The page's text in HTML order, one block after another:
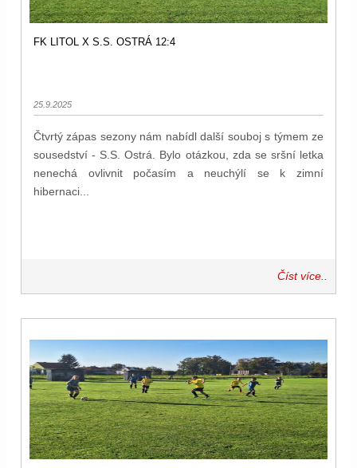
FK LITOL X S.S. OSTRÁ 12:4
25.9.2025
Čtvrtý zápas sezony nám nabídl další souboj s týmem ze
sousedství - S.S. Ostrá. Bylo otázkou, zda se sršní letka
nenechá ovlivnit počasím a neuchýlí se k zimní
hibernaci...
Číst více..